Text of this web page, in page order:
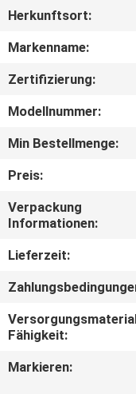
SHOW
UNS
FABRIK-
AUSFLUG
SIE
MIT
Herkunftsort:
Markenname:
Zertifizierung:
Modellnummer:
Min Bestellmenge:
Preis:
Verpackung
Informationen:
Lieferzeit:
Fähigkeit:
Markieren: